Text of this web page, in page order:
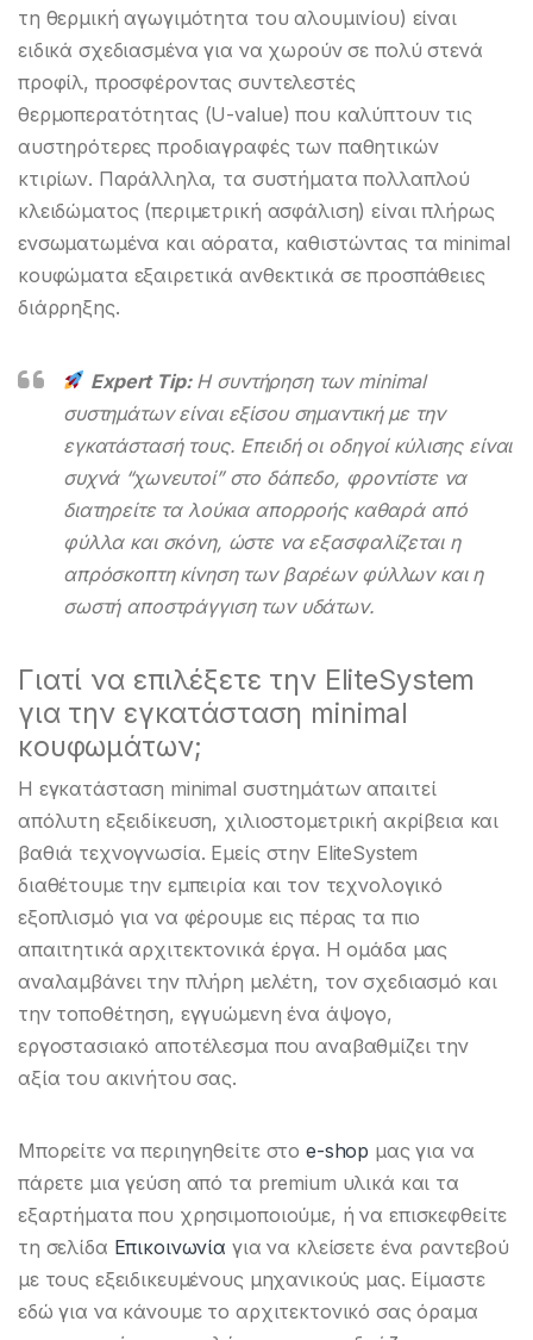
τη θερμική αγωγιμότητα του αλουμινίου) είναι
ειδικά σχεδιασμένα για να χωρούν σε πολύ στενά
προφίλ, προσφέροντας συντελεστές
θερμοπερατότητας (U-value) που καλύπτουν τις
αυστηρότερες προδιαγραφές των παθητικών
κτιρίων. Παράλληλα, τα συστήματα πολλαπλού
κλειδώματος (περιμετρική ασφάλιση) είναι πλήρως
ενσωματωμένα και αόρατα, καθιστώντας τα minimal
κουφώματα εξαιρετικά ανθεκτικά σε προσπάθειες
διάρρηξης.
Expert Tip:Η συντήρηση των minimal
συστημάτων είναι εξίσου σημαντική με την
εγκατάστασή τους. Επειδή οι οδηγοί κύλισης είναι
συχνά “χωνευτοί” στο δάπεδο, φροντίστε να
διατηρείτε τα λούκια απορροής καθαρά από
φύλλα και σκόνη, ώστε να εξασφαλίζεται η
απρόσκοπτη κίνηση των βαρέων φύλλων και η
σωστή αποστράγγιση των υδάτων.
Γιατί να επιλέξετε την EliteSystem
για την εγκατάσταση minimal
κουφωμάτων;
Η εγκατάσταση minimal συστημάτων απαιτεί
απόλυτη εξειδίκευση, χιλιοστομετρική ακρίβεια και
βαθιά τεχνογνωσία. Εμείς στην EliteSystem
διαθέτουμε την εμπειρία και τον τεχνολογικό
εξοπλισμό για να φέρουμε εις πέρας τα πιο
απαιτητικά αρχιτεκτονικά έργα. Η ομάδα μας
αναλαμβάνει την πλήρη μελέτη, τον σχεδιασμό και
την τοποθέτηση, εγγυώμενη ένα άψογο,
εργοστασιακό αποτέλεσμα που αναβαθμίζει την
αξία του ακινήτου σας.
Μπορείτε να περιηγηθείτε στο e-shop μας για να
πάρετε μια γεύση από τα premium υλικά και τα
εξαρτήματα που χρησιμοποιούμε, ή να επισκεφθείτε
τη σελίδα Επικοινωνία για να κλείσετε ένα ραντεβού
με τους εξειδικευμένους μηχανικούς μας. Είμαστε
εδώ για να κάνουμε το αρχιτεκτονικό σας όραμα